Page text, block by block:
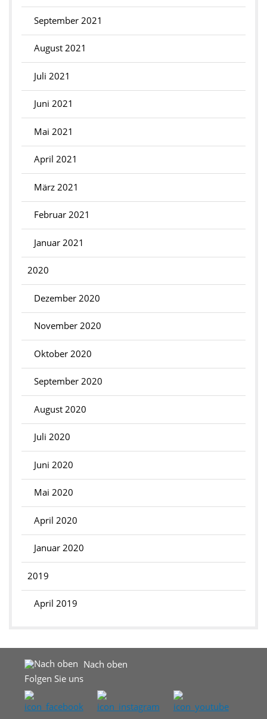
September 2021
August 2021
Juli 2021
Juni 2021
Mai 2021
April 2021
März 2021
Februar 2021
Januar 2021
2020
Dezember 2020
November 2020
Oktober 2020
September 2020
August 2020
Juli 2020
Juni 2020
Mai 2020
April 2020
Januar 2020
2019
April 2019
Nach oben
Folgen Sie uns